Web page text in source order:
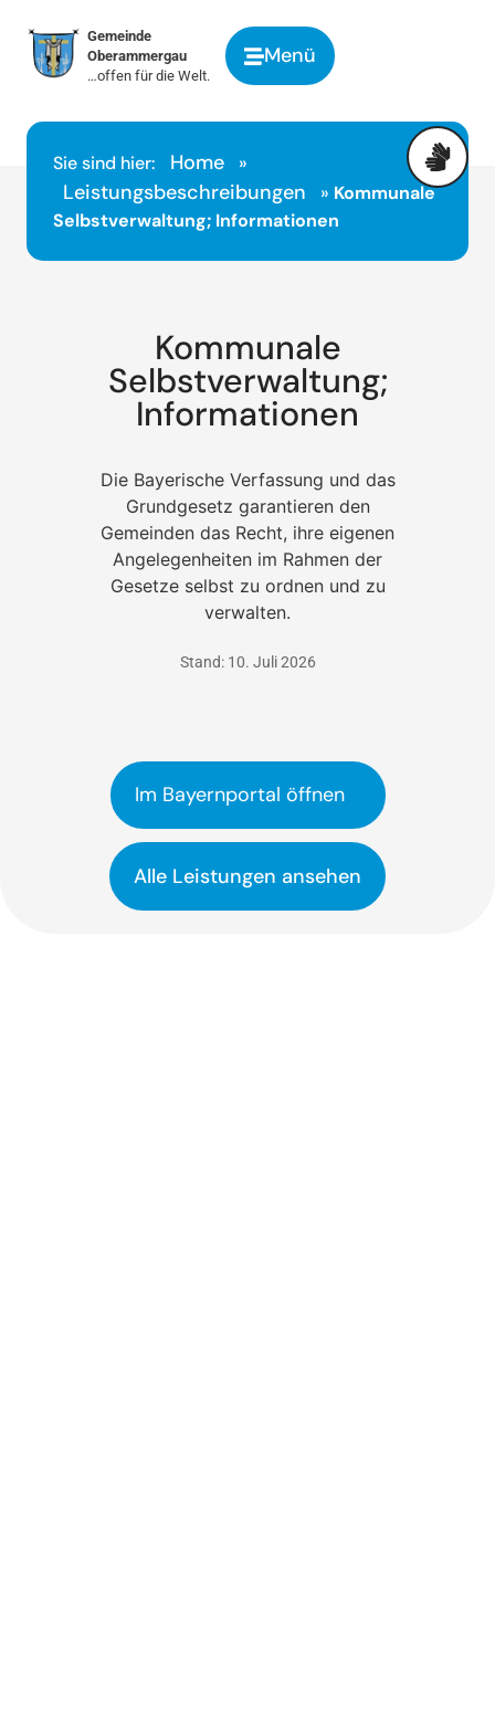
springen
Gemeinde
Oberammergau
…offen für die Welt.
Menü
Sie sind hier: Home »
Leistungsbeschreibungen » Kommunale
Selbstverwaltung; Informationen
Kommunale
Selbstverwaltung;
Informationen
Die Bayerische Verfassung und das
Grundgesetz garantieren den
Gemeinden das Recht, ihre eigenen
Angelegenheiten im Rahmen der
Gesetze selbst zu ordnen und zu
verwalten.
Stand: 10. Juli 2026
Im Bayernportal öffnen
Alle Leistungen ansehen